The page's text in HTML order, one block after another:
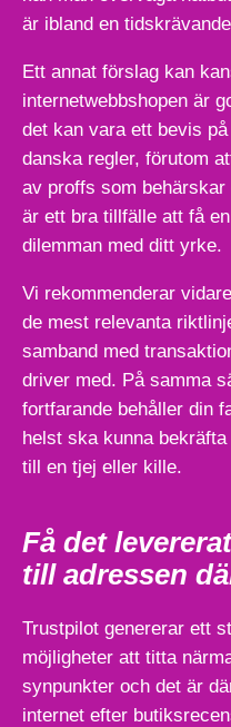
är ibland en
Ett annat förslag kan
internetwebbshopen är
det kan vara ett bevis
danska regler, förutom
av proffs som
är ett bra tillfälle att få
dilemman med ditt yrke.
Vi rekommenderar
de mest relevanta
samband med
driver med. På samma
fortfarande behåller din
helst ska kunna
till en tjej eller kille.
Få det
till adressen
Trustpilot genererar ett
möjligheter att titta
synpunkter och det är
internet efter